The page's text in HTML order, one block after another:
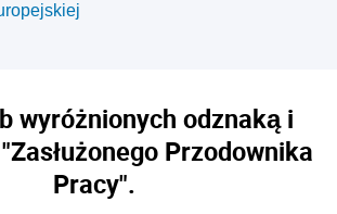
wyróżnionych odznaką i
Przodownika
Pracy".